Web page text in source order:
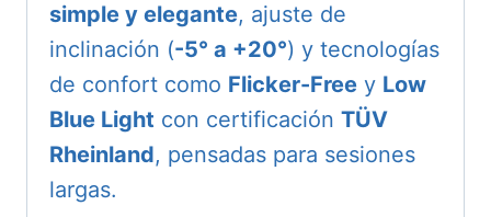
simple y elegante, ajuste de
inclinación (-5° a +20°) y tecnologías
de confort como Flicker-Free y Low
Blue Light con certificación TÜV
Rheinland, pensadas para sesiones
largas.